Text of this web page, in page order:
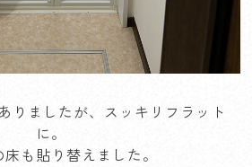
りましたが、スッキリフラット
に。
も貼り替えました。